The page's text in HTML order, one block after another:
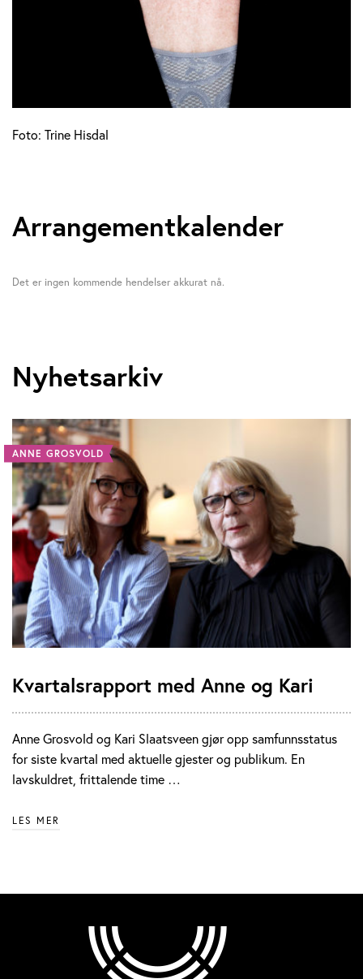
Foto: Trine Hisdal
Arrangementkalender
Det er ingen kommende hendelser akkurat nå.
Nyhetsarkiv
ANNE GROSVOLD
Kvartalsrapport med Anne og Kari
Anne Grosvold og Kari Slaatsveen gjør opp samfunnsstatus
for siste kvartal med aktuelle gjester og publikum. En
lavskuldret, frittalende time …
LES MER